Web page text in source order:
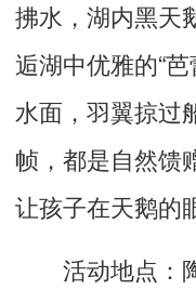
拂水，湖内黑天
逅湖中优雅的“
水面，羽翼掠过
帧，都是自然馈
让孩子在天鹅的
活动地点：